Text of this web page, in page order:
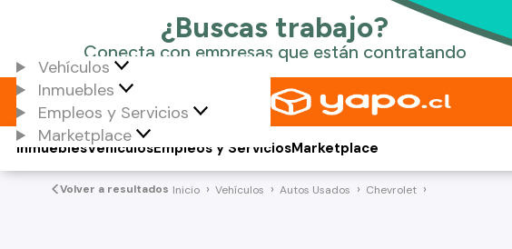
Vehículos
Inmuebles
Empleos y Servicios
Marketplace
Vehículos
Inmuebles Empleos y ServiciosMarketplace
Volver a resultados Inicio Vehículos Autos Usados Chevrolet